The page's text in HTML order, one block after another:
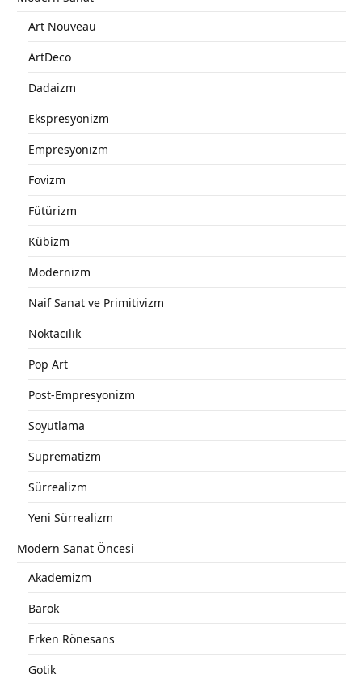
Art Nouveau
ArtDeco
Dadaizm
Ekspresyonizm
Empresyonizm
Fovizm
Fütürizm
Kübizm
Modernizm
Naif Sanat ve Primitivizm
Noktacılık
Pop Art
Post-Empresyonizm
Soyutlama
Suprematizm
Sürrealizm
Yeni Sürrealizm
Modern Sanat Öncesi
Akademizm
Barok
Erken Rönesans
Gotik